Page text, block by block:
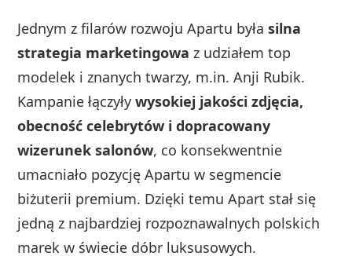
Jednym z filarów rozwoju Apartu byłasilna
strategia marketingowa z udziałem top
modelek i znanych twarzy, m.in. Anji Rubik.
Kampanie łączyływysokiej jakości zdjęcia,
obecność celebrytów i dopracowany
wizerunek salonów, co konsekwentnie
umacniało pozycję Apartu w segmencie
biżuterii premium. Dzięki temu Apart stał się
jedną z najbardziej rozpoznawalnych polskich
marek w świecie dóbr luksusowych.